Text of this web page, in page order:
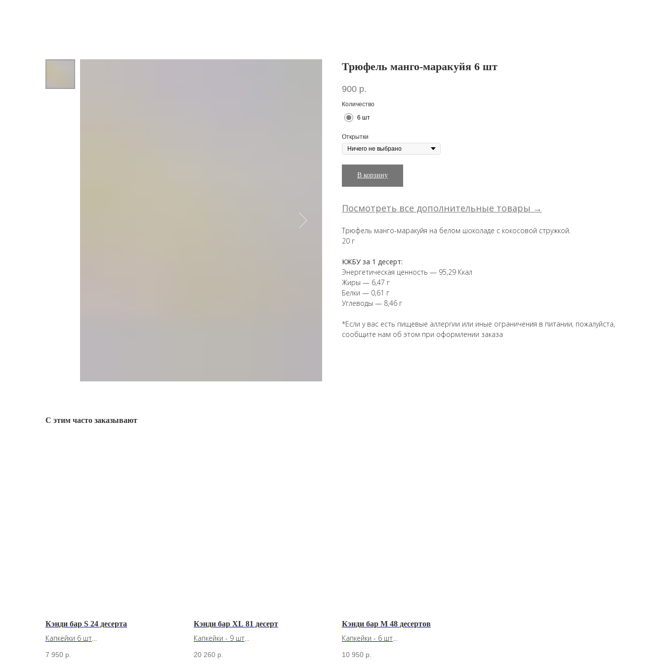
Трюфель манго-маракуйя 6 шт
900 р.
Количество
6 шт
Открытки
В корзину
Посмотреть все дополнительные товары →
Трюфель манго-маракуйя на белом шоколаде с кокосовой стружкой.
20 г
КЖБУ за 1 десерт:
Энергетическая ценность — 95,29 Ккал
Жиры — 6,47 г
Белки — 0,61 г
Углеводы — 8,46 г
*Если у вас есть пищевые аллергии или иные ограничения в питании, пожалуйста,
сообщите нам об этом при оформлении заказа
С этим часто заказывают
Кэнди бар S 24 десерта
Капкейки 6 шт
Картошки-эскимошки 6 шт
7 950 р.
Кэнди бар XL 81 десерт
Капкейки - 9 шт
Картошки-эскимошки
20 260 р.
Кэнди бар M 48 десертов
Капкейки - 6 шт
Картошки - эскимошки - 6
10 950 р.